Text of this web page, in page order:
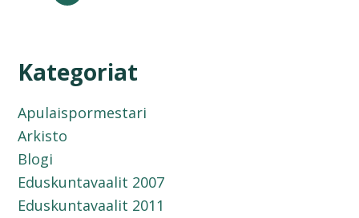
Kategoriat
Apulaispormestari
Arkisto
Blogi
Eduskuntavaalit 2007
Eduskuntavaalit 2011